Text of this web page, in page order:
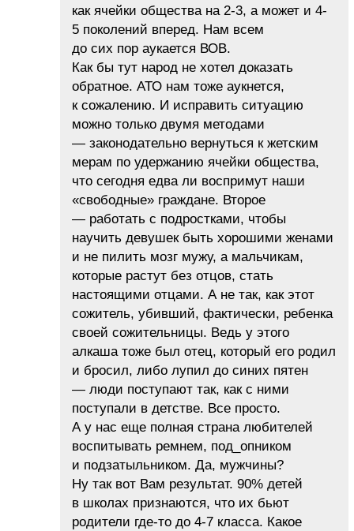
как ячейки общества на 2-3, а может и 4-
5 поколений вперед. Нам всем
до сих пор аукается ВОВ.
Как бы тут народ не хотел доказать
обратное. АТО нам тоже аукнется,
к сожалению. И исправить ситуацию
можно только двумя методами
— законодательно вернуться к жетским
мерам по удержанию ячейки общества,
что сегодня едва ли воспримут наши
«свободные» граждане. Второе
— работать с подростками, чтобы
научить девушек быть хорошими женами
и не пилить мозг мужу, а мальчикам,
которые растут без отцов, стать
настоящими отцами. А не так, как этот
сожитель, убивший, фактически, ребенка
своей сожительницы. Ведь у этого
алкаша тоже был отец, который его родил
и бросил, либо лупил до синих пятен
— люди поступают так, как с ними
поступали в детстве. Все просто.
А у нас еще полная страна любителей
воспитывать ремнем, под_опником
и подзатыльником. Да, мужчины?
Ну так вот Вам результат. 90% детей
в школах признаются, что их бьют
родители где-то до 4-7 класса. Какое